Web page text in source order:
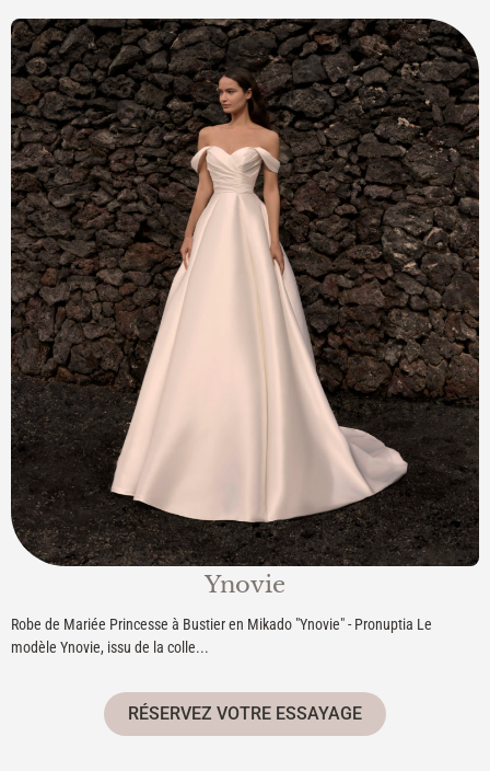
Ynovie
Robe de Mariée Princesse à Bustier en Mikado "Ynovie" - Pronuptia Le
modèle Ynovie, issu de la colle...
RÉSERVEZ VOTRE ESSAYAGE